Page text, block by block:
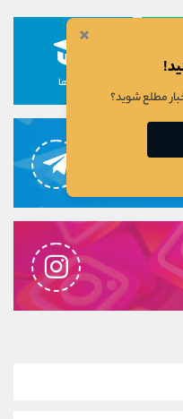
دوره ها
×
مطلع شوید؟